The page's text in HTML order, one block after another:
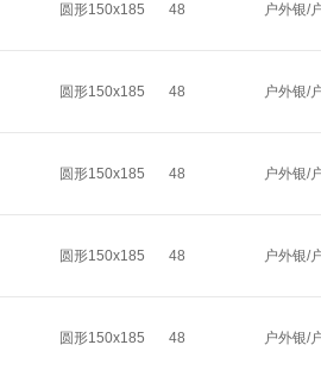
圆形150x185 48 户外银/
圆形150x185 48 户外银/
圆形150x185 48 户外银/
圆形150x185 48 户外银/
圆形150x185 48 户外银/